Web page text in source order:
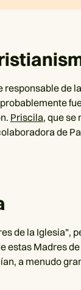
responsable de
Priscila, que se
de
de la Iglesia",
estas Madres
a menudo